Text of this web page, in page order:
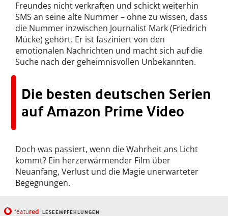
Freundes nicht verkraften und schickt weiterhin
SMS an seine alte Nummer – ohne zu wissen, dass
die Nummer inzwischen Journalist Mark (Friedrich
Mücke) gehört. Er ist fasziniert von den
emotionalen Nachrichten und macht sich auf die
Suche nach der geheimnisvollen Unbekannten.
Die besten deutschen Serien
auf Amazon Prime Video
Doch was passiert, wenn die Wahrheit ans Licht
kommt? Ein herzerwärmender Film über
Neuanfang, Verlust und die Magie unerwarteter
Begegnungen.
featured LESEEMPFEHLUNGEN